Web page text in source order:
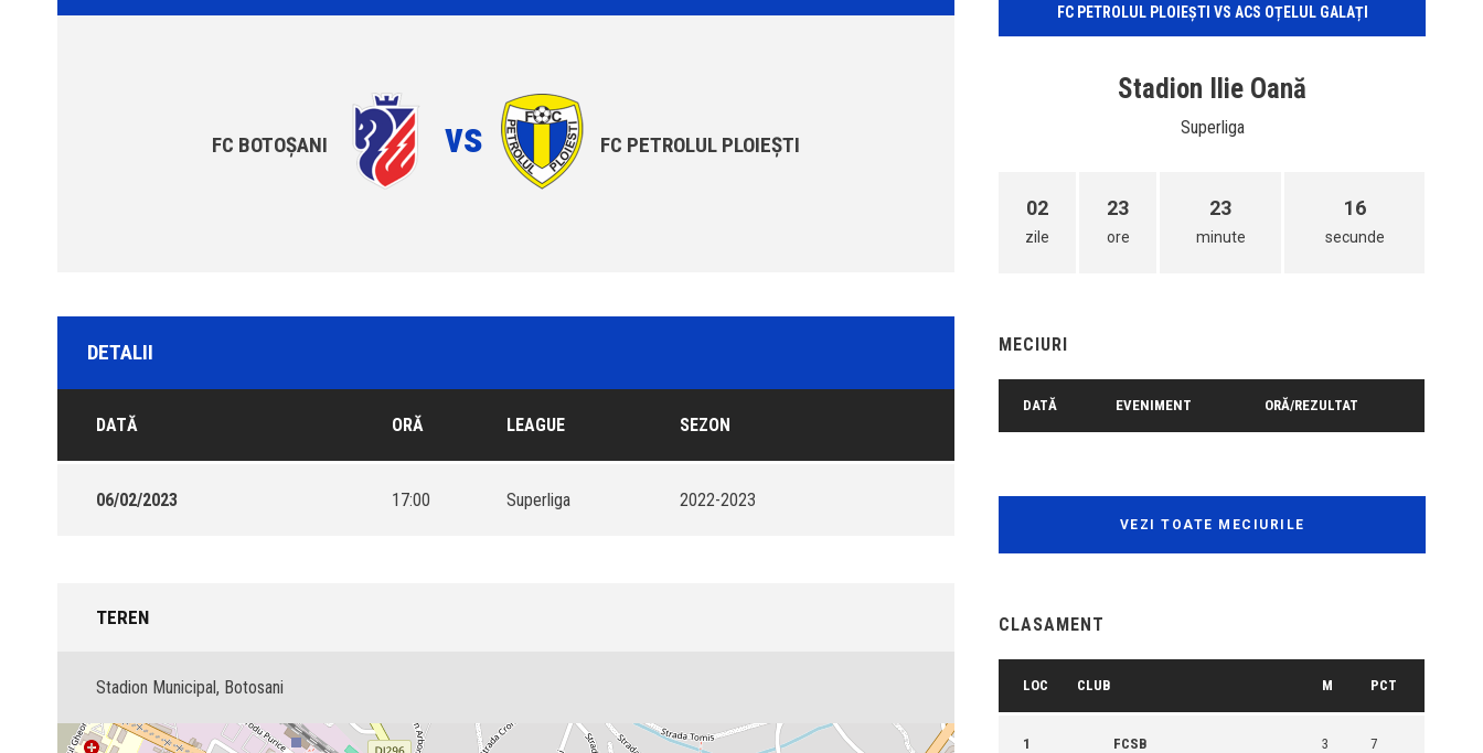
FC BOTOȘANI vs FC PETROLUL PLOIEȘTI
DETALII
DATĂ ORĂ LEAGUE SEZON
06/02/2023 17:00 Superliga 2022-2023
TEREN
Stadion Municipal, Botosani
FC PETROLUL PLOIEȘTI VS ACS OȚELUL GALAȚI
Stadion Ilie Oană
Superliga
02
zile
23
ore
23
minute
16
secunde
MECIURI
DATĂ EVENIMENT ORĂ/REZULTAT
VEZI TOATE MECIURILE
CLASAMENT
LOC CLUB M PCT
1 FCSB 3 7